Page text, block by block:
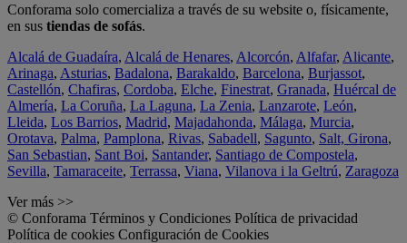
Conforama solo comercializa a través de su website o, físicamente,
en sus tiendas de sofás.
Alcalá de Guadaíra, Alcalá de Henares, Alcorcón, Alfafar, Alicante,
Arinaga, Asturias, Badalona, Barakaldo, Barcelona, Burjassot,
Castellón, Chafiras, Cordoba, Elche, Finestrat, Granada, Huércal de
Almería, La Coruña, La Laguna, La Zenia, Lanzarote, León,
Lleida, Los Barrios, Madrid, Majadahonda, Málaga, Murcia,
Orotava, Palma, Pamplona, Rivas, Sabadell, Sagunto, Salt, Girona,
San Sebastian, Sant Boi, Santander, Santiago de Compostela,
Sevilla, Tamaraceite, Terrassa, Viana, Vilanova i la Geltrú, Zaragoza
Ver más >>
© Conforama Términos y Condiciones Política de privacidad
Política de cookies Configuración de Cookies